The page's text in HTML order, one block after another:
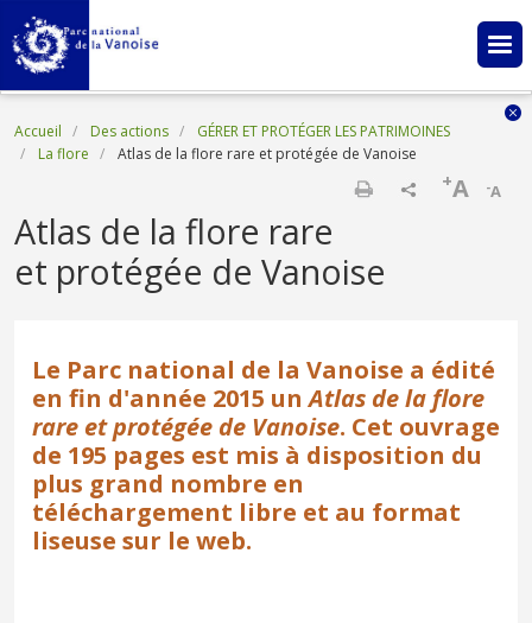
Aller au contenu principal
Fil d'Ariane
Accueil Des actions
GÉRER ET PROTÉGER LES PATRIMOINES
La flore
Atlas de la flore rare et protégée de Vanoise
-A
+A
Atlas de la flore rare
et protégée de Vanoise
Le Parc national de la Vanoise a édité
en fin d'année 2015 unAtlas de la flore
rare et protégée de Vanoise. Cet ouvrage
de 195 pages est mis à disposition du
plus grand nombre en
téléchargement libre et au format
liseuse sur le web.